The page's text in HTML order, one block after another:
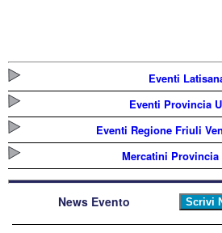
Eventi
Eventi Provincia
Eventi Regione Friuli
Mercatini Provincia
News Evento